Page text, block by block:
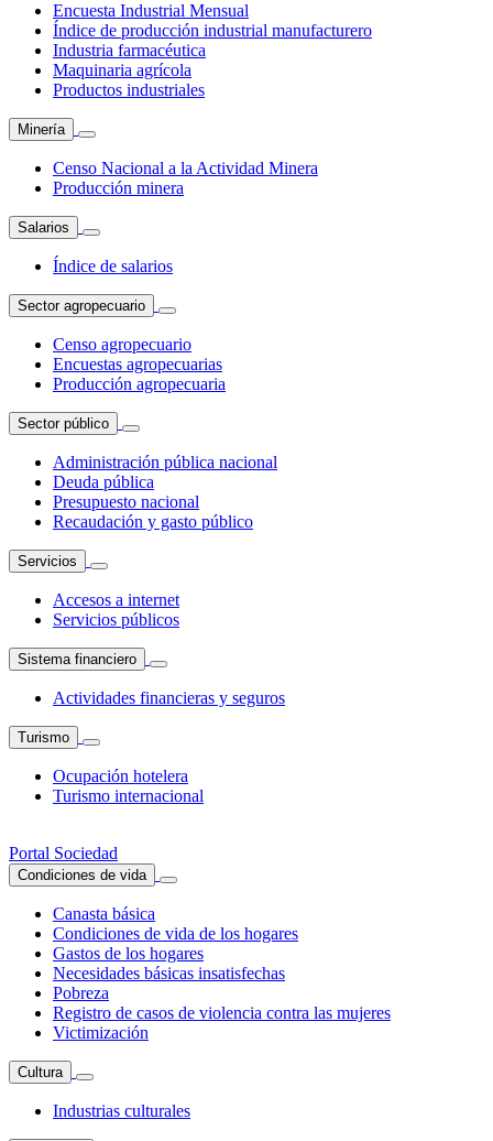
Encuesta Industrial Mensual
Índice de producción industrial manufacturero
Industria farmacéutica
Maquinaria agrícola
Productos industriales
Minería
Censo Nacional a la Actividad Minera
Producción minera
Salarios
Índice de salarios
Sector agropecuario
Censo agropecuario
Encuestas agropecuarias
Producción agropecuaria
Sector público
Administración pública nacional
Deuda pública
Presupuesto nacional
Recaudación y gasto público
Servicios
Accesos a internet
Servicios públicos
Sistema financiero
Actividades financieras y seguros
Turismo
Ocupación hotelera
Turismo internacional
Portal Sociedad
Condiciones de vida
Canasta básica
Condiciones de vida de los hogares
Gastos de los hogares
Necesidades básicas insatisfechas
Pobreza
Registro de casos de violencia contra las mujeres
Victimización
Cultura
Industrias culturales